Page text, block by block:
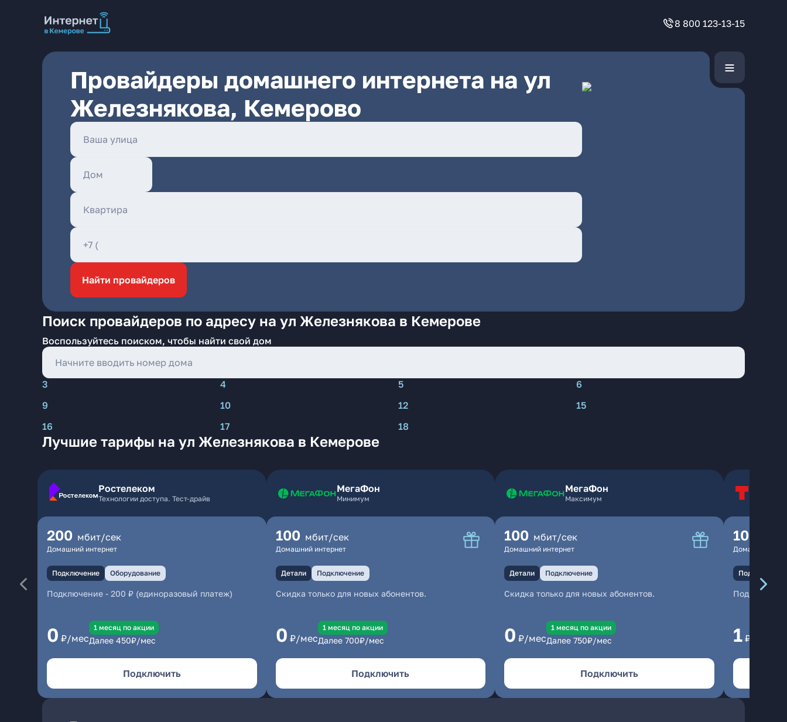
8 800 123-13-15
Провайдеры домашнего интернета на ул
Железнякова, Кемерово
Найти провайдеров
Поиск провайдеров по адресу на ул Железнякова в Кемерове
Воспользуйтесь поиском, чтобы найти свой дом
3 4 5
6
9
10 12
15
16
17 18
Лучшие тарифы на ул Железнякова в Кемерове
Ростелеком
Технологии доступа. Тест-драйв
200 мбит/сек
Домашний интернет
Подключение Оборудование
Подключение - 200 ₽ (единоразовый платеж)
0 ₽/мес
1 месяц по акции
Далее 450₽/мес
Подключить
МегаФон
Минимум
100 мбит/сек
Домашний интернет
Детали Подключение
Скидка только для новых абонентов.
0 ₽/мес
1 месяц по акции
Далее 700₽/мес
Подключить
МегаФон
Максимум
100 мбит/сек
Домашний интернет
Детали Подключение
Скидка только для новых абонентов.
0 ₽/мес
1 месяц по акции
Далее 750₽/мес
Подключить
100
Домашний
Подключение
1 ₽/мес